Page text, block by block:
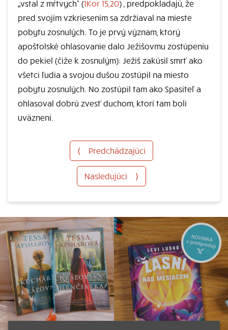
„vstal z mŕtvych“ (1Kor 15,20) , predpokladajú, že
pred svojím vzkriesením sa zdržiaval na mieste
pobytu zosnulých. To je prvý význam, ktorý
apoštolské ohlasovanie dalo Ježišovmu zostúpeniu
do pekiel (čiže k zosnulým): Ježiš zakúsil smrť ako
všetci ľudia a svojou dušou zostúpil na miesto
pobytu zosnulých. No zostúpil tam ako Spasiteľ a
ohlasoval dobrú zvesť duchom, ktorí tam boli
uväznení.
⟨ Predchádzajúci
Nasledujúci ⟩